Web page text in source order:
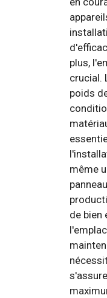
plus,
crucial.
poids
même
de bien